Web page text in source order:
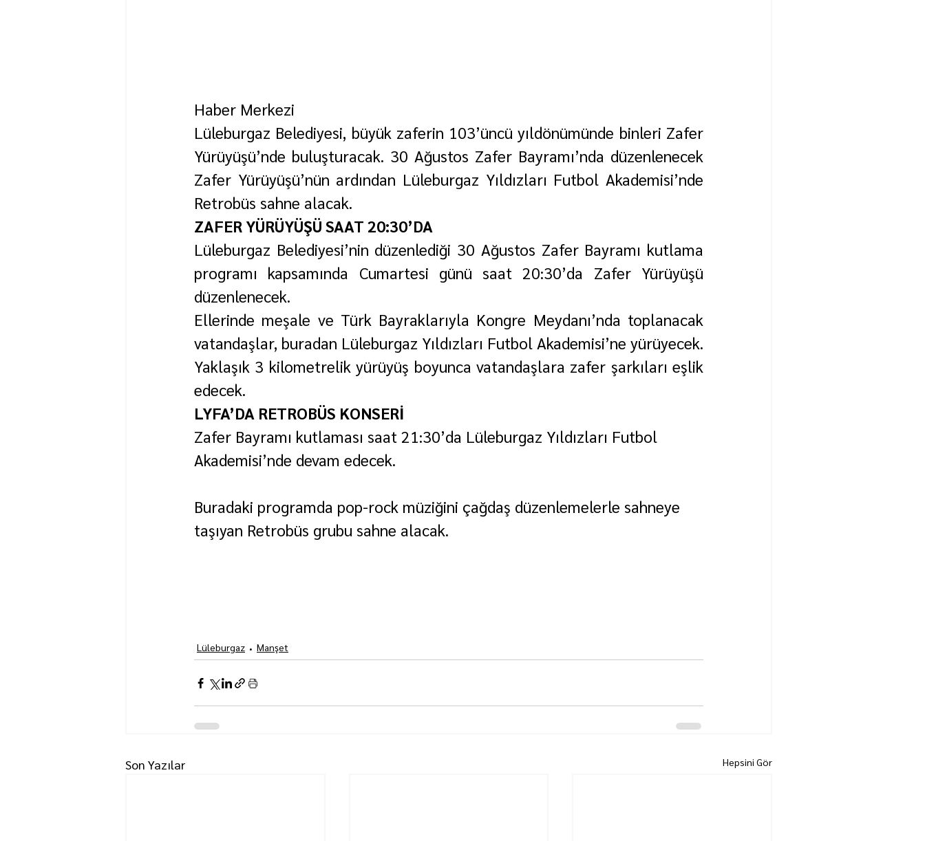
Haber Merkezi
Lüleburgaz Belediyesi, büyük zaferin 103’üncü yıldönümünde binleri Zafer
Yürüyüşü’nde buluşturacak. 30 Ağustos Zafer Bayramı’nda düzenlenecek
Zafer Yürüyüşü’nün ardından Lüleburgaz Yıldızları Futbol Akademisi’nde
Retrobüs sahne alacak.
ZAFER YÜRÜYÜŞÜ SAAT 20:30’DA
Lüleburgaz Belediyesi’nin düzenlediği 30 Ağustos Zafer Bayramı kutlama
programı kapsamında Cumartesi günü saat 20:30’da Zafer Yürüyüşü
düzenlenecek.
Ellerinde meşale ve Türk Bayraklarıyla Kongre Meydanı’nda toplanacak
vatandaşlar, buradan Lüleburgaz Yıldızları Futbol Akademisi’ne yürüyecek.
Yaklaşık 3 kilometrelik yürüyüş boyunca vatandaşlara zafer şarkıları eşlik
edecek.
LYFA’DA RETROBÜS KONSERİ
Zafer Bayramı kutlaması saat 21:30’da Lüleburgaz Yıldızları Futbol
Akademisi’nde devam edecek.
Buradaki programda pop-rock müziğini çağdaş düzenlemelerle sahneye
taşıyan Retrobüs grubu sahne alacak.
Lüleburgaz Manşet
Son Yazılar Hepsini Gör